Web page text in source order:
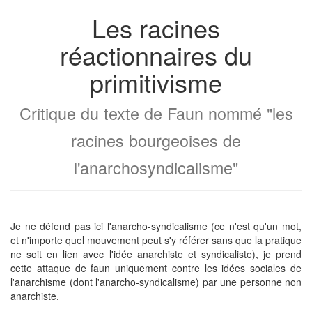
Les racines
réactionnaires du
primitivisme
Critique du texte de Faun nommé "les
racines bourgeoises de
l'anarchosyndicalisme"
Je ne défend pas ici l'anarcho-syndicalisme (ce n'est qu'un mot,
et n'importe quel mouvement peut s'y référer sans que la pratique
ne soit en lien avec l'idée anarchiste et syndicaliste), je prend
cette attaque de faun uniquement contre les idées sociales de
l'anarchisme (dont l'anarcho-syndicalisme) par une personne non
anarchiste.